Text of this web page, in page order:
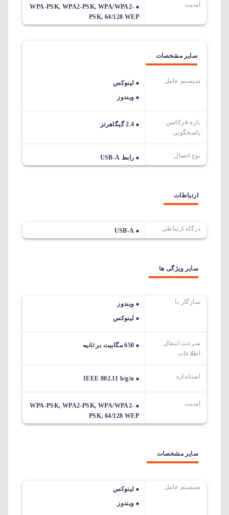
امنیت
WPA-PSK, WPA2-PSK, WPA/WPA2-
PSK, 64/128 WEP
سایر مشخصات
سیستم عامل
لینوکس
ویندوز
بازه فرکانس
پاسخگویی
2.4 گیگاهرتز
نوع اتصال رابط USB-A
ارتباطات
درگاه ارتباطی USB-A
سایر ویژگی ها
سازگار با
ویندوز
لینوکس
سرعت انتقال
اطلاعات
650 مگابیت بر ثانیه
استاندارد IEEE 802.11 b/g/n
امنیت
WPA-PSK, WPA2-PSK, WPA/WPA2-
PSK, 64/128 WEP
سایر مشخصات
سیستم عامل
لینوکس
ویندوز